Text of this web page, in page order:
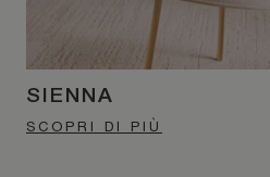
SIENNA
SCOPRI DI PIÙ